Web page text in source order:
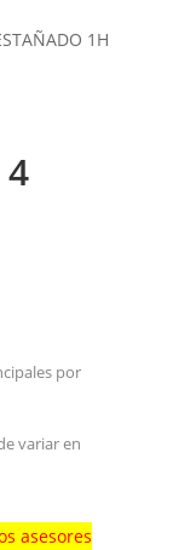
1H
por
variar en
asesores